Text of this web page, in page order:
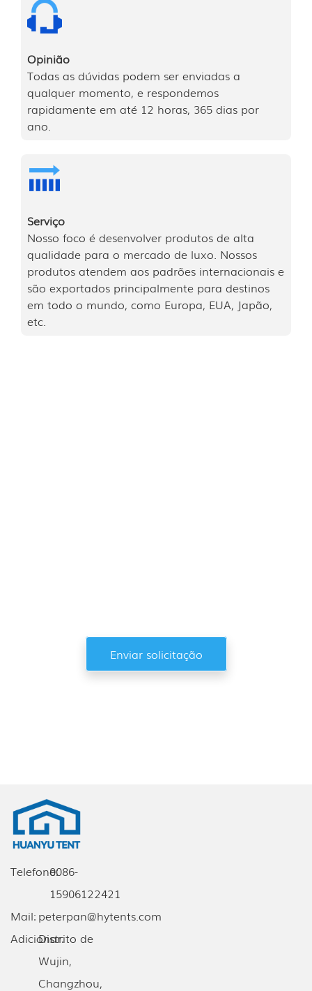
Opinião
Todas as dúvidas podem ser enviadas a
qualquer momento, e respondemos
rapidamente em até 12 horas, 365 dias por
ano.
Serviço
Nosso foco é desenvolver produtos de alta
qualidade para o mercado de luxo. Nossos
produtos atendem aos padrões internacionais e
são exportados principalmente para destinos
em todo o mundo, como Europa, EUA, Japão,
etc.
Enviar solicitação
Adicionar:Distrito de
Wujin,
Changzhou,
Telefone:0086-
15906122421
Mail: peterpan@hytents.com